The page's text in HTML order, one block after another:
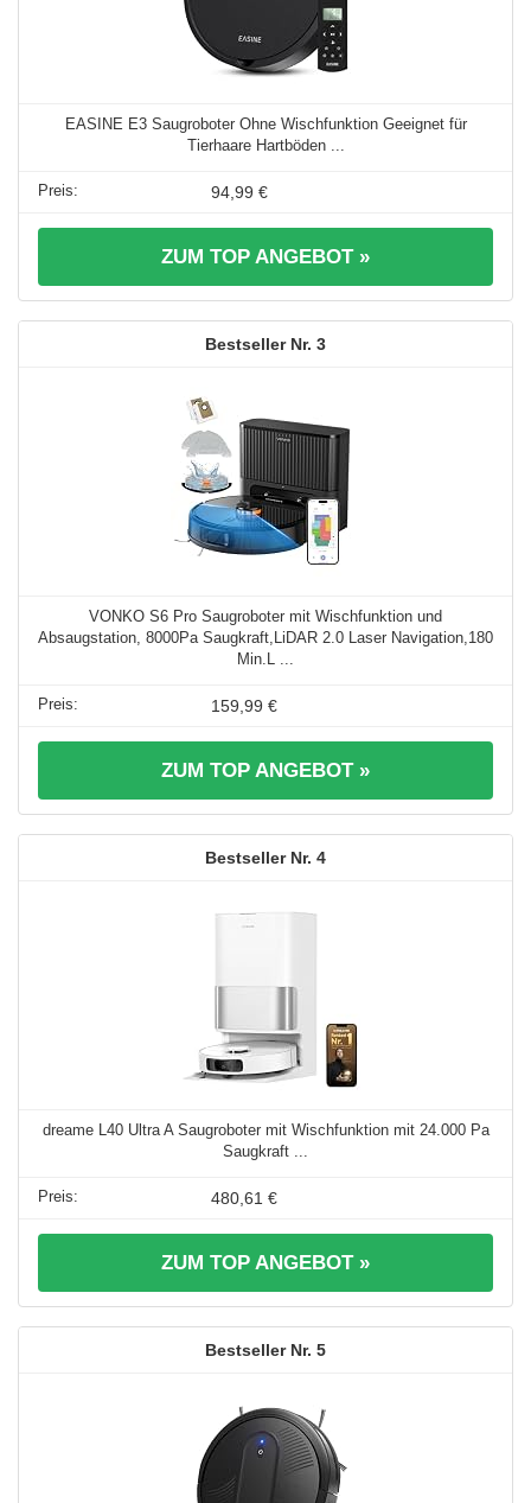
EASINE E3 Saugroboter Ohne Wischfunktion Geeignet für
Tierhaare Hartböden ...
94,99 €
ZUM TOP ANGEBOT »
3
VONKO S6 Pro Saugroboter mit Wischfunktion und
Absaugstation, 8000Pa Saugkraft,LiDAR 2.0 Laser Navigation,180
Min.L ...
159,99 €
ZUM TOP ANGEBOT »
4
dreame L40 Ultra A Saugroboter mit Wischfunktion mit 24.000 Pa
Saugkraft ...
480,61 €
ZUM TOP ANGEBOT »
5